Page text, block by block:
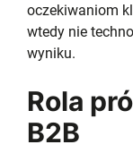
oczekiwaniom
wtedy nie
wyniku.
Rola
B2B